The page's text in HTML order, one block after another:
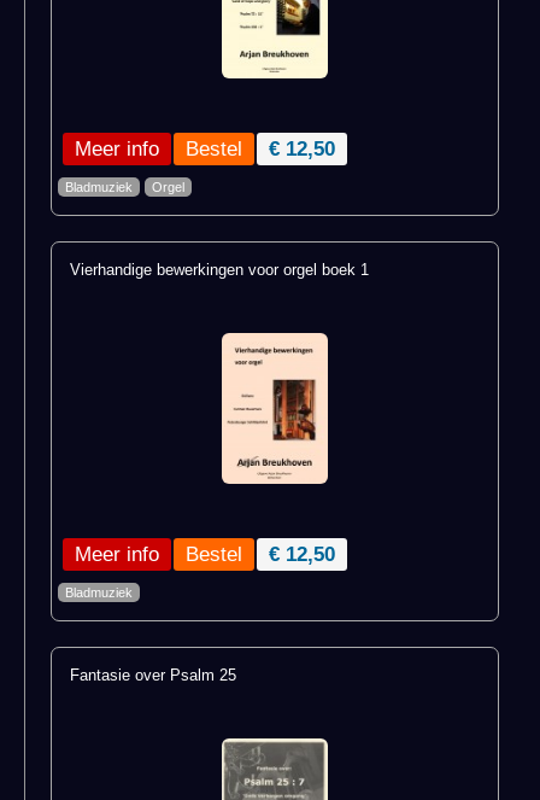
Meer info € 12,50
Bladmuziek Orgel
Vierhandige bewerkingen voor orgel boek 1
Meer info € 12,50
Bladmuziek
Fantasie over Psalm 25